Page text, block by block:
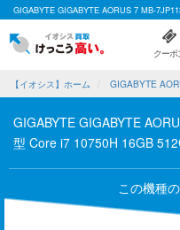
GIGABYTE GIGABYTE AORUS 7 MB-
クーポ
【イオシス】ホーム GIGABYTE
GIGABYTE GIGABYTE
型 Core i7 10750H 16GB
この機種